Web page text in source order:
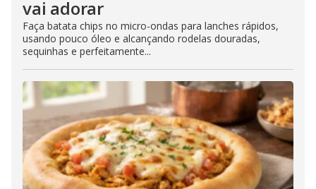
vai adorar
Faça batata chips no micro-ondas para lanches rápidos,
usando pouco óleo e alcançando rodelas douradas,
sequinhas e perfeitamente...